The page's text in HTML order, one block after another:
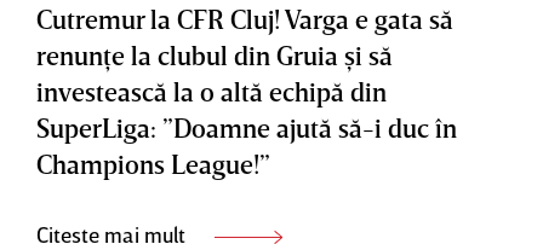
Cutremur la CFR Cluj! Varga e gata să
renunţe la clubul din Gruia şi să
investească la o altă echipă din
SuperLiga: ”Doamne ajută să-i duc în
Champions League!”
Citește mai mult